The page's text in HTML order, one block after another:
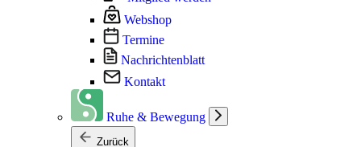
Webshop
Termine
Nachrichtenblatt
Kontakt
Ruhe & Bewegung
Zurück